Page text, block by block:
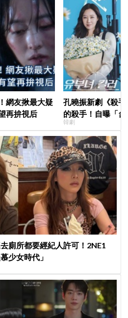
網友揪最大疑
再拚視后
孔曉振新劇《殺
的殺手！自曝「
小很多XD
韓劇
廁所都要經紀人許可！2NE1
少女時代」